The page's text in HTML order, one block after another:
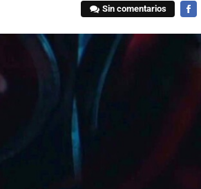
Sin comentarios